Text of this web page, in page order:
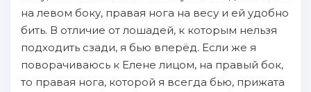
на левом боку, правая нога на весу и ей удобно
бить. В отличие от лошадей, к которым нельзя
подходить сзади, я бью вперёд. Если же я
поворачиваюсь к Елене лицом, на правый бок,
то правая нога, которой я всегда бью, прижата